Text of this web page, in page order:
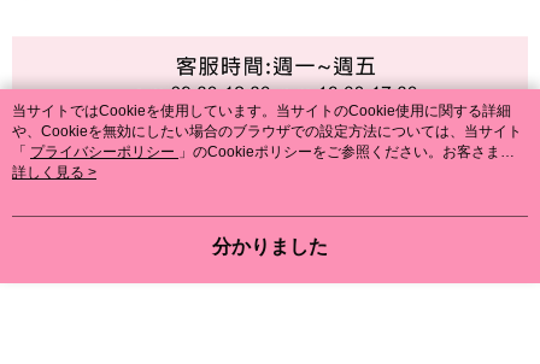
当サイトではCookieを使用しています。当サイトのCookie使用に関する詳細
や、Cookieを無効にしたい場合のブラウザでの設定方法については、当サイト
「 プライバシーポリシー 」のCookieポリシーをご参照ください。お客さま
が、当サイトを引き続き使用される場合、当社がサイト利用規約のCookieポリ
詳しく見る >
分かりました